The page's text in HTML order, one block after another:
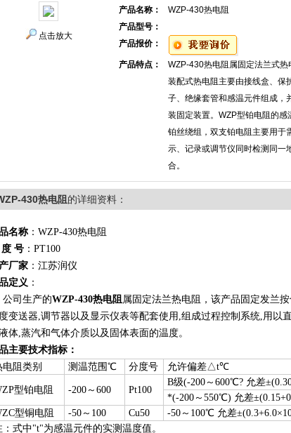
点击放大
产品名称：
WZP-430热电阻
产品型号：
产品报价：
产品特点：
WZP-430热电阻属固定法兰式热
装配式热电阻主要由接线盒、保
子、绝缘套管和感温元件组成，
装固定装置。WZP型铂电阻的感
铂丝绕组，双支铂电阻主要用于
示、记录或调节仪同时检测同一
合。
430热电阻 的详细资料：
名称 ：WZP-430热电阻
号 ：PT100
厂家 ：江苏润仪
定义 ：
司生产的WZP-430热电阻属固定法兰热电阻，该产品固定发兰
变送器,调节器以及显示仪表等配套使用,组成过程控制系统,用
体,蒸汽和气体介质以及固体表面的温度。
主要技术指标：
电阻类别
测温范围℃ 分度号 允许偏差△t℃
型铂电阻 -200～600 Pt100
B级(-200～600℃? 允差
*(-200～550℃) 允差
型铜电阻
-50～100 Cu50
-50～100℃ 允差
：式中"t"为感温元件的实测温度值。